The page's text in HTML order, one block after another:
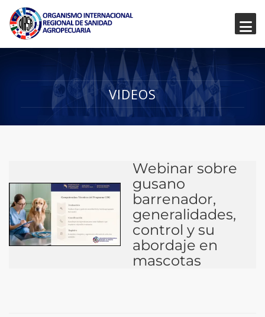
VIDEOS
Webinar sobre
gusano
barrenador,
generalidades,
control y su
abordaje en
mascotas